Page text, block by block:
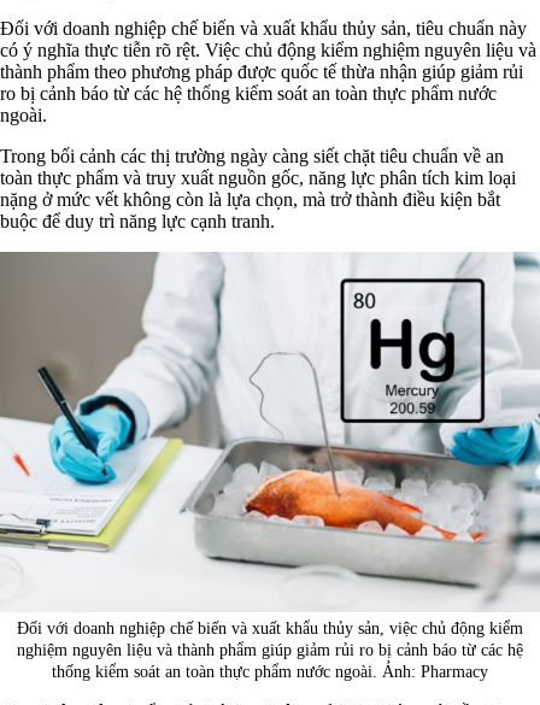
Đối với doanh nghiệp chế biến và xuất khẩu thủy sản, tiêu chuẩn này
có ý nghĩa thực tiễn rõ rệt. Việc chủ động kiểm nghiệm nguyên liệu và
thành phẩm theo phương pháp được quốc tế thừa nhận giúp giảm rủi
ro bị cảnh báo từ các hệ thống kiểm soát an toàn thực phẩm nước
ngoài.
Trong bối cảnh các thị trường ngày càng siết chặt tiêu chuẩn về an
toàn thực phẩm và truy xuất nguồn gốc, năng lực phân tích kim loại
nặng ở mức vết không còn là lựa chọn, mà trở thành điều kiện bắt
buộc để duy trì năng lực cạnh tranh.
Đối với doanh nghiệp chế biến và xuất khẩu thủy sản, việc chủ động kiểm
nghiệm nguyên liệu và thành phẩm giúp giảm rủi ro bị cảnh báo từ các hệ
thống kiểm soát an toàn thực phẩm nước ngoài. Ảnh: Pharmacy